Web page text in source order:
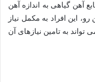
آهن گیاهی به اندازه آهن
این افراد به مکمل نیاز
تواند به تامین نیازهای آن